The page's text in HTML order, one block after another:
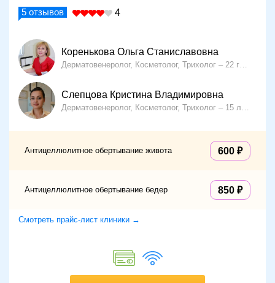
5 отзывов 4
Коренькова Ольга Станиславовна
Дерматовенеролог, Косметолог, Трихолог 22 года опыта
Слепцова Кристина Владимировна
Дерматовенеролог, Косметолог, Трихолог 15 лет опыта
Антицеллюлитное обертывание живота 600
Антицеллюлитное обертывание бедер 850
Смотреть прайс-лист клиники →